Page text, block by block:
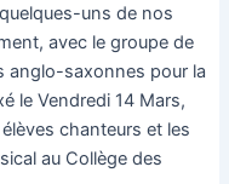
uns de nos
avec le groupe de
anglo-saxonnes pour la
le Vendredi 14 Mars,
chanteurs et les
au Collège des